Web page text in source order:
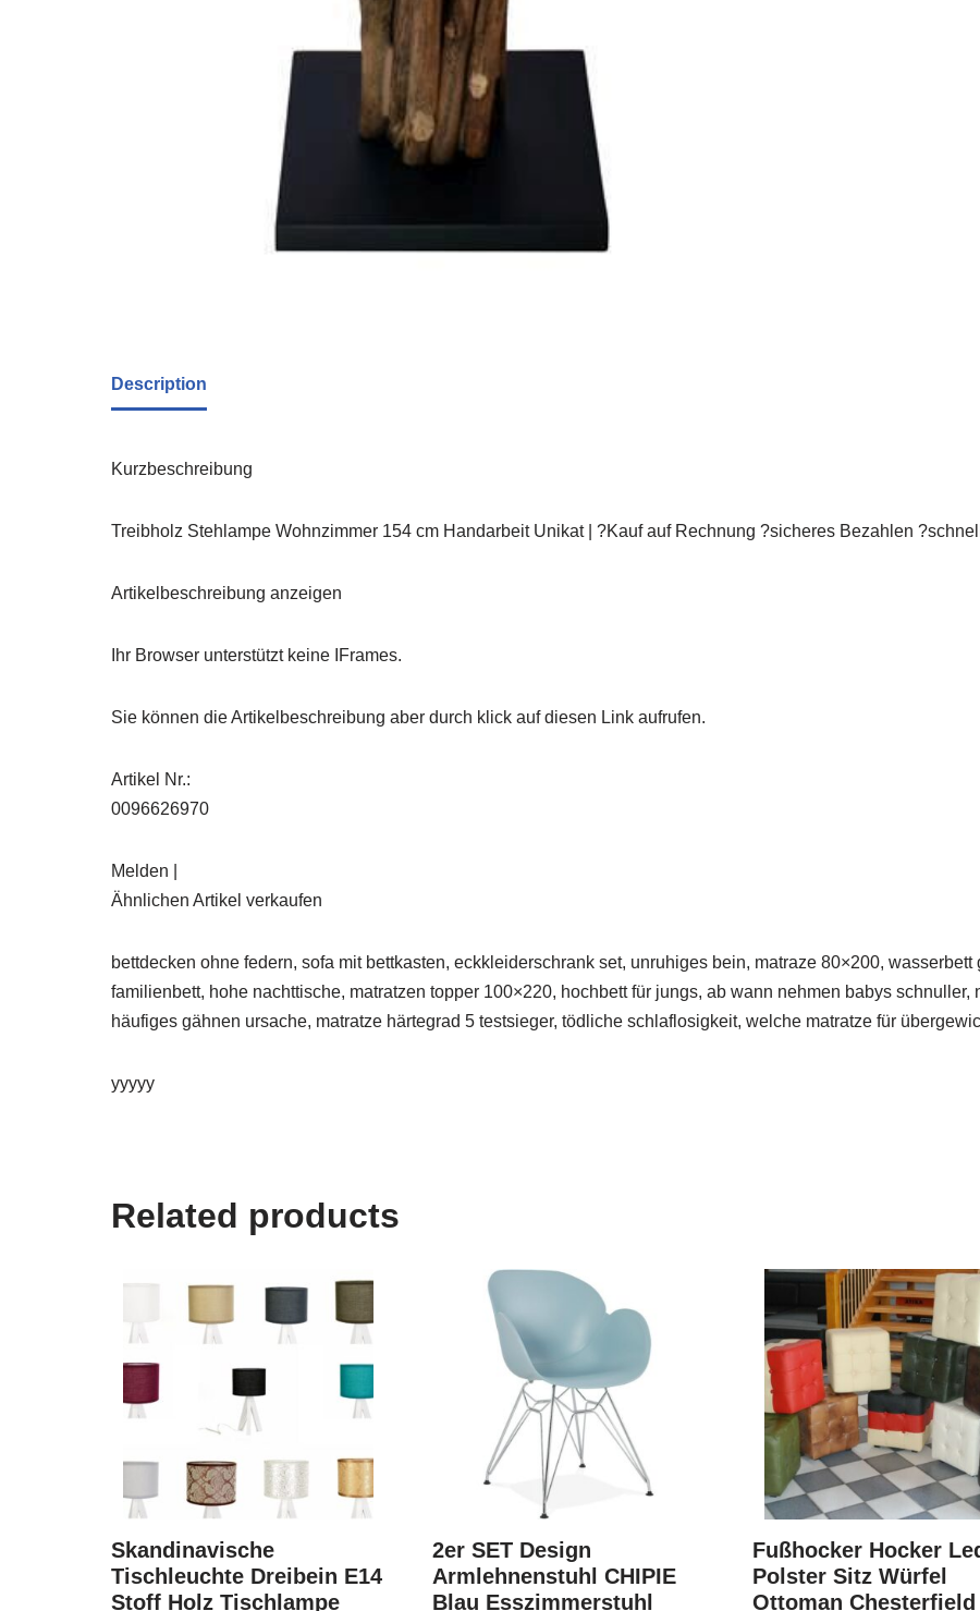
Description
Kurzbeschreibung
Treibholz Stehlampe Wohnzimmer 154 cm Handarbeit Unikat | ?Kauf auf Rechnung ?sicheres Bezahlen
Artikelbeschreibung anzeigen
Ihr Browser unterstützt keine IFrames.
Sie können die Artikelbeschreibung aber durch klick auf diesen Link aufrufen.
Artikel Nr.:
0096626970
Melden |
Ähnlichen Artikel verkaufen
bettdecken ohne federn, sofa mit bettkasten, eckkleiderschrank set, unruhiges bein, matraze 80×200,
familienbett, hohe nachttische, matratzen topper 100×220, hochbett für jungs, ab wann nehmen babys
häufiges gähnen ursache, matratze härtegrad 5 testsieger, tödliche schlaflosigkeit, welche matratze für
yyyyy
Related products
Skandinavische
Tischleuchte Dreibein E14
Stoff Holz Tischlampe
2er SET Design
Armlehnenstuhl CHIPIE
Blau Esszimmerstuhl
Fußhocker Hocker
Polster Sitz Würfel
Ottoman Chesterfield